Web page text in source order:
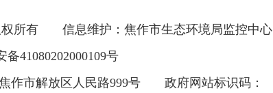
所有
信息维护：焦作市生态环境局监控中心
备41080202000109号
作市解放区人民路999号
政府网站标识码：